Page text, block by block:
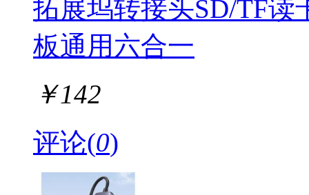
拓展坞转接头SD/TF读
板通用六合一
￥142
评论(0)